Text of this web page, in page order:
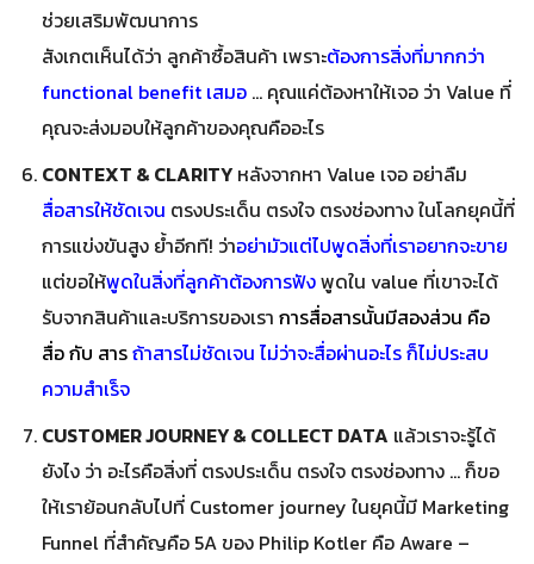
ช่วยเสริมพัฒนาการ
สังเกตเห็นได้ว่า ลูกค้าซื้อสินค้า เพราะต้องการสิ่งที่มากกว่า
functional benefit เสมอ … คุณแค่ต้องหาให้เจอ ว่า Value ที่
คุณจะส่งมอบให้ลูกค้าของคุณคืออะไร
CONTEXT & CLARITY หลังจากหา Value เจอ อย่าลืม
สื่อสารให้ชัดเจน ตรงประเด็น ตรงใจ ตรงช่องทาง ในโลกยุคนี้ที่
การแข่งขันสูง ย้ำอีกที! ว่าอย่ามัวแต่ไปพูดสิ่งที่เราอยากจะขาย
แต่ขอให้พูดในสิ่งที่ลูกค้าต้องการฟังพูดใน value ที่เขาจะได้
รับจากสินค้าและบริการของเรา การสื่อสารนั้นมีสองส่วน คือ
สื่อ กับ สารถ้าสารไม่ชัดเจน ไม่ว่าจะสื่อผ่านอะไร ก็ไม่ประสบ
ความสำเร็จ
CUSTOMER JOURNEY & COLLECT DATA แล้วเราจะรู้ได้
ยังไง ว่า อะไรคือสิ่งที่ ตรงประเด็น ตรงใจ ตรงช่องทาง … ก็ขอ
ให้เราย้อนกลับไปที่ Customer journey ในยุคนี้มี Marketing
Funnel ที่สำคัญคือ 5A ของ Philip Kotler คือ Aware –